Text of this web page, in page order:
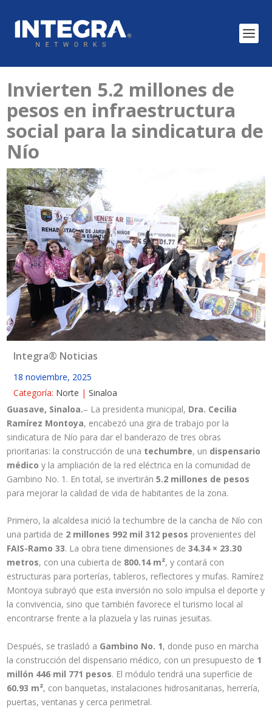
Invierten 5.2 millones de
pesos en infraestructura
social para la sindicatura de
Nío
Integra® Noticias
18 noviembre, 2025
Categoría: Norte |Sinaloa
Guasave, Sinaloa.– La presidenta municipal, Dra. Cecilia
Ramírez Montoya, encabezó una gira de trabajo por la
sindicatura de Nío para dar el banderazo de tres obras
prioritarias: la construcción de una techumbre, un dispensario
médico y la ampliación de la red eléctrica en la comunidad de
Gambino No. 1. En total, se invertirán5.2 millones de pesos
para mejorar la calidad de vida de habitantes de la zona.
Primero, la alcaldesa inició la techumbre de la cancha de Nío con
una partida de 2 millones 992 mil 312 pesos provenientes del
FAIS-Ramo 33. La obra tiene dimensiones de34.34 × 23.30
metros, con una cubierta de 800.14 m², y contará con
estructuras para porterías, tableros, reflectores y mufas. Ramírez
Montoya subrayó que esta inversión no solo impulsa el deporte y
la convivencia, sino que también favorece el turismo local al
encontrarse frente a la plazuela y las ruinas jesuitas.
Después, se trasladó a Gambino No. 1, donde puso en marcha
la construcción del dispensario médico, con un presupuesto de 1
millón 446 mil 771 pesos. El módulo tendrá una superficie de
60.93 m², con banquetas, instalaciones hidrosanitarias, herrería,
puertas, ventanas y cerca perimetral.